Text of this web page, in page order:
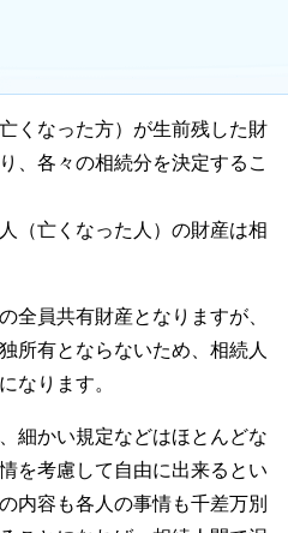
くなった方）が生前残した財
、各々の相続分を決定するこ
（亡くなった人）の財産は相
全員共有財産となりますが、
所有とならないため、相続人
なります。
細かい規定などはほとんどな
を考慮して自由に出来るとい
内容も各人の事情も千差万別